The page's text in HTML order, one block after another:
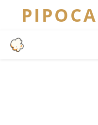
PIPOCA